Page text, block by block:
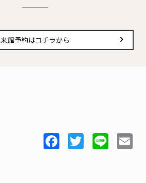
来館予約はコチラから
Facebook
Twitter
Line